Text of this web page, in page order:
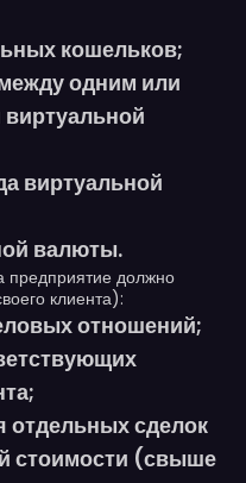
кошельков;
одним или
виртуальной
валюты.
предприятие должно
клиента):
отношений;
отдельных сделок
стоимости (свыше